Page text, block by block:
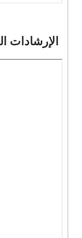
الإرشادات